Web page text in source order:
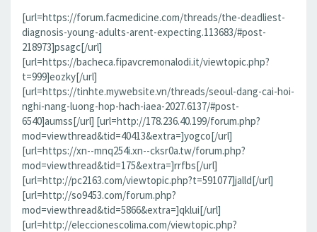
[url=https://forum.facmedicine.com/threads/the-deadliest-
diagnosis-young-adults-arent-expecting.113683/#post-
218973]psagc[/url]
[url=https://bacheca.fipavcremonalodi.it/viewtopic.php?
t=999]eozky[/url]
[url=https://tinhte.mywebsite.vn/threads/seoul-dang-cai-hoi-
nghi-nang-luong-hop-hach-iaea-2027.6137/#post-
6540]aumss[/url] [url=http://178.236.40.199/forum.php?
mod=viewthread&tid=40413&extra=]yogco[/url]
[url=https://xn--mnq254i.xn--cksr0a.tw/forum.php?
mod=viewthread&tid=175&extra=]rrfbs[/url]
[url=http://pc2163.com/viewtopic.php?t=591077]jalld[/url]
[url=http://so9453.com/forum.php?
mod=viewthread&tid=5866&extra=]qklui[/url]
[url=http://eleccionescolima.com/viewtopic.php?